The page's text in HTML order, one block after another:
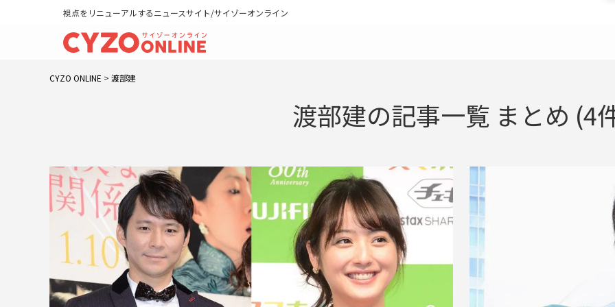
視点をリニューアルするニュースサイト/サイゾーオンライン
CYZO ONLINE > 渡部建
渡部建の記事一覧 まとめ (4